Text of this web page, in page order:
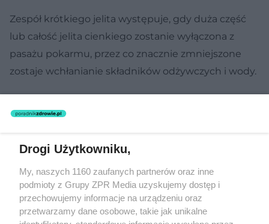
Zespół krótkiego jelita występuje, gdy duża część
lub całość jelita cienkiego zostanie wyłączona z
pasażu pokarmu, przez co znacznie zmniejszone
zostaje wchłanianie składników odżywczych i wody.
Powoduje to niewydolność jelit - odżywianie
naturalne jest niewystarczające do utrzymania
pełnowartościowej diety.
Objawy są długotrwałe i należą do nich: biegunka,
odwodnienie, niedożywienie i wyniszczenie,
niedobory składników mineralnych i pierwiastków.
Drogi Użytkowniku,
My, naszych 1160 zaufanych partnerów oraz inne
podmioty z Grupy ZPR Media uzyskujemy dostęp i
przechowujemy informacje na urządzeniu oraz
przetwarzamy dane osobowe, takie jak unikalne